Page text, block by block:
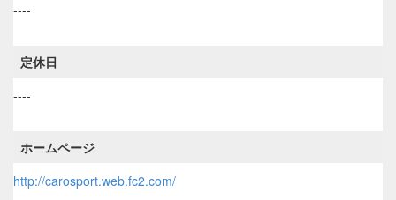
----
定休日
----
ホームページ
http://carosport.web.fc2.com/